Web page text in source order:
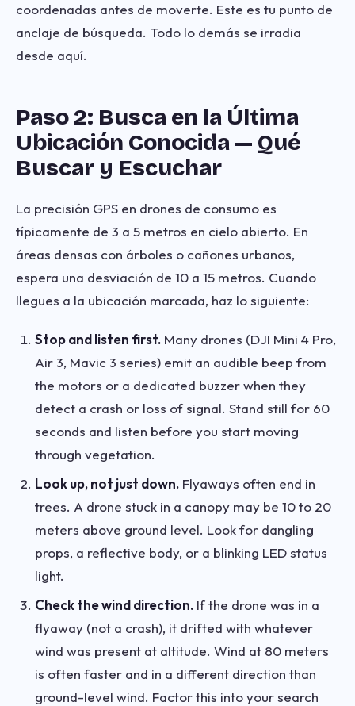
coordenadas antes de moverte. Este es tu punto de
anclaje de búsqueda. Todo lo demás se irradia
desde aquí.
Paso 2: Busca en la Última
Ubicación Conocida — Qué
Buscar y Escuchar
La precisión GPS en drones de consumo es
típicamente de 3 a 5 metros en cielo abierto. En
áreas densas con árboles o cañones urbanos,
espera una desviación de 10 a 15 metros. Cuando
llegues a la ubicación marcada, haz lo siguiente:
Stop and listen first. Many drones (DJI Mini 4 Pro,
Air 3, Mavic 3 series) emit an audible beep from
the motors or a dedicated buzzer when they
detect a crash or loss of signal. Stand still for 60
seconds and listen before you start moving
through vegetation.
Look up, not just down. Flyaways often end in
trees. A drone stuck in a canopy may be 10 to 20
meters above ground level. Look for dangling
props, a reflective body, or a blinking LED status
light.
Check the wind direction. If the drone was in a
flyaway (not a crash), it drifted with whatever
wind was present at altitude. Wind at 80 meters
is often faster and in a different direction than
ground-level wind. Factor this into your search